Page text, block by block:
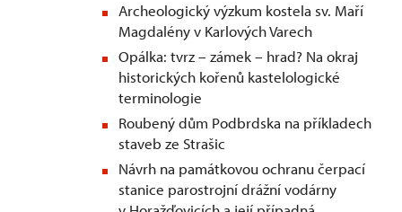
Archeologický výzkum kostela sv. Maří
Magdalény v Karlových Varech
Opálka: tvrz – zámek – hrad? Na okraj
historických kořenů kastelologické
terminologie
Roubený dům Podbrdska na příkladech
staveb ze Strašic
Návrh na památkovou ochranu čerpací
stanice parostrojní drážní vodárny